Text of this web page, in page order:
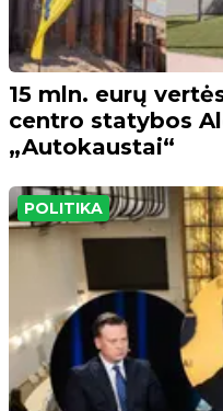
15 mln. eurų
centro statybos
„Autokaustai“
POLITIKA